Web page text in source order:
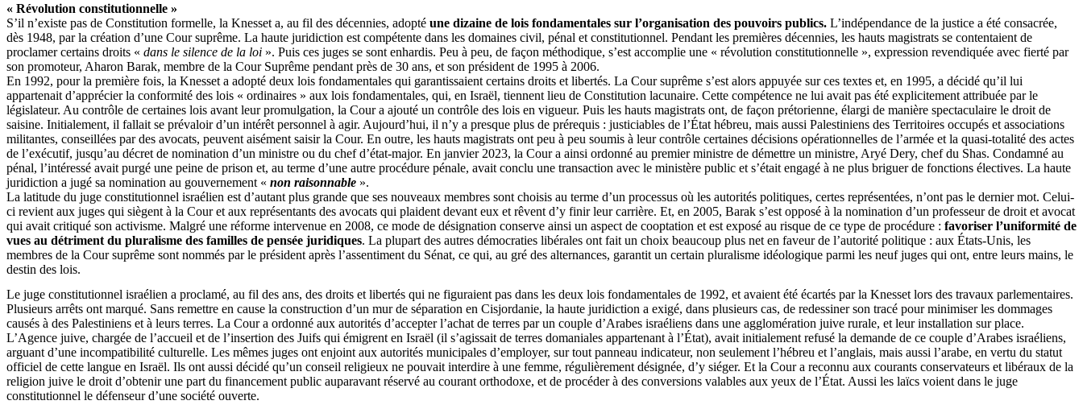
« Révolution constitutionnelle »
S’il n’existe pas de Constitution formelle, la Knesset a, au fil des décennies, adopté une dizaine de lois fondamentales sur l’organisation des pouvoirs publics. L’indépendance de la justice a été consacrée,
dès 1948, par la création d’une Cour suprême. La haute juridiction est compétente dans les domaines civil, pénal et constitutionnel. Pendant les premières décennies, les hauts magistrats se contentaient de
proclamer certains droits « dans le silence de la loi ». Puis ces juges se sont enhardis. Peu à peu, de façon méthodique, s’est accomplie une « révolution constitutionnelle », expression revendiquée avec fierté par
son promoteur, Aharon Barak, membre de la Cour Suprême pendant près de 30 ans, et son président de 1995 à 2006.
En 1992, pour la première fois, la Knesset a adopté deux lois fondamentales qui garantissaient certains droits et libertés. La Cour suprême s’est alors appuyée sur ces textes et, en 1995, a décidé qu’il lui
appartenait d’apprécier la conformité des lois « ordinaires » aux lois fondamentales, qui, en Israël, tiennent lieu de Constitution lacunaire. Cette compétence ne lui avait pas été explicitement attribuée par le
législateur. Au contrôle de certaines lois avant leur promulgation, la Cour a ajouté un contrôle des lois en vigueur. Puis les hauts magistrats ont, de façon prétorienne, élargi de manière spectaculaire le droit de
saisine. Initialement, il fallait se prévaloir d’un intérêt personnel à agir. Aujourd’hui, il n’y a presque plus de prérequis : justiciables de l’État hébreu, mais aussi Palestiniens des Territoires occupés et associations
militantes, conseillées par des avocats, peuvent aisément saisir la Cour. En outre, les hauts magistrats ont peu à peu soumis à leur contrôle certaines décisions opérationnelles de l’armée et la quasi-totalité des actes
de l’exécutif, jusqu’au décret de nomination d’un ministre ou du chef d’état-major. En janvier 2023, la Cour a ainsi ordonné au premier ministre de démettre un ministre, Aryé Dery, chef du Shas. Condamné au
pénal, l’intéressé avait purgé une peine de prison et, au terme d’une autre procédure pénale, avait conclu une transaction avec le ministère public et s’était engagé à ne plus briguer de fonctions électives. La haute
juridiction a jugé sa nomination au gouvernement « non raisonnable ».
La latitude du juge constitutionnel israélien est d’autant plus grande que ses nouveaux membres sont choisis au terme d’un processus où les autorités politiques, certes représentées, n’ont pas le dernier mot. Celui-
ci revient aux juges qui siègent à la Cour et aux représentants des avocats qui plaident devant eux et rêvent d’y finir leur carrière. Et, en 2005, Barak s’est opposé à la nomination d’un professeur de droit et avocat
qui avait critiqué son activisme. Malgré une réforme intervenue en 2008, ce mode de désignation conserve ainsi un aspect de cooptation et est exposé au risque de ce type de procédure : favoriser l’uniformité de
vues au détriment du pluralisme des familles de pensée juridiques. La plupart des autres démocraties libérales ont fait un choix beaucoup plus net en faveur de l’autorité politique : aux États-Unis, les
membres de la Cour suprême sont nommés par le président après l’assentiment du Sénat, ce qui, au gré des alternances, garantit un certain pluralisme idéologique parmi les neuf juges qui ont, entre leurs mains, le
destin des lois.
Le juge constitutionnel israélien a proclamé, au fil des ans, des droits et libertés qui ne figuraient pas dans les deux lois fondamentales de 1992, et avaient été écartés par la Knesset lors des travaux parlementaires.
Plusieurs arrêts ont marqué. Sans remettre en cause la construction d’un mur de séparation en Cisjordanie, la haute juridiction a exigé, dans plusieurs cas, de redessiner son tracé pour minimiser les dommages
causés à des Palestiniens et à leurs terres. La Cour a ordonné aux autorités d’accepter l’achat de terres par un couple d’Arabes israéliens dans une agglomération juive rurale, et leur installation sur place.
L’Agence juive, chargée de l’accueil et de l’insertion des Juifs qui émigrent en Israël (il s’agissait de terres domaniales appartenant à l’État), avait initialement refusé la demande de ce couple d’Arabes israéliens,
arguant d’une incompatibilité culturelle. Les mêmes juges ont enjoint aux autorités municipales d’employer, sur tout panneau indicateur, non seulement l’hébreu et l’anglais, mais aussi l’arabe, en vertu du statut
officiel de cette langue en Israël. Ils ont aussi décidé qu’un conseil religieux ne pouvait interdire à une femme, régulièrement désignée, d’y siéger. Et la Cour a reconnu aux courants conservateurs et libéraux de la
religion juive le droit d’obtenir une part du financement public auparavant réservé au courant orthodoxe, et de procéder à des conversions valables aux yeux de l’État. Aussi les laïcs voient dans le juge
constitutionnel le défenseur d’une société ouverte.